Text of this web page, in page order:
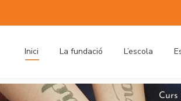
Inici La fundació L’escola
Curs